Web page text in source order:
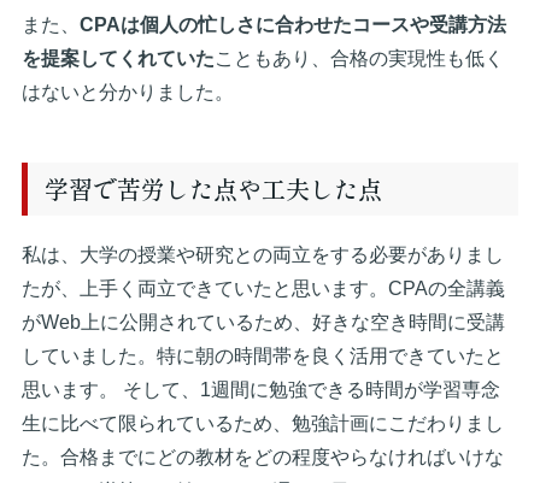
また、 CPAは個人の忙しさに合わせたコースや受講方法
を提案してくれていたこともあり、合格の実現性も低く
はないと分かりました。
学習で苦労した点や工夫した点
私は、大学の授業や研究との両立をする必要がありまし
たが、上手く両立できていたと思います。CPAの全講義
がWeb上に公開されているため、好きな空き時間に受講
していました。特に朝の時間帯を良く活用できていたと
思います。 そして、1週間に勉強できる時間が学習専念
生に比べて限られているため、勉強計画にこだわりまし
た。合格までにどの教材をどの程度やらなければいけな